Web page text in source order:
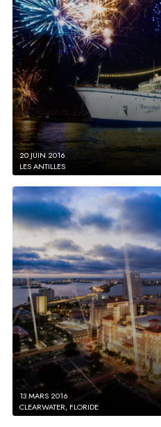
20 JUIN 2016
LES ANTILLES
13 MARS 2016
CLEARWATER, FLORIDE